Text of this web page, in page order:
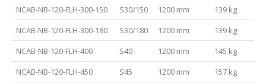
NCAB-NB-120-FLH-300-150
S30/150 1200 mm
139 kg
NCAB-NB-120-FLH-300-180
S30/180 1200 mm
139 kg
NCAB-NB-120-FLH-400
S40 1200 mm
145 kg
NCAB-NB-120-FLH-450
S45 1200 mm
157 kg